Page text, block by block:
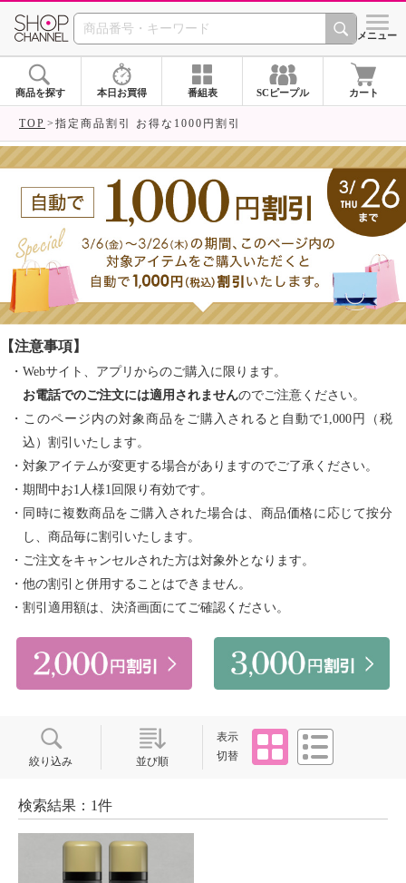
SHOP CHANNEL ショッ
メニュー
商品を探す 本日お買得 番組表 SCピープル カート
TOP 指定商品割引 お得な1000円割引
【注意事項】
・Webサイト、アプリからのご購入に限ります。
お電話でのご注文には適用されませんのでご注意ください。
・このページ内の対象商品をご購入されると自動で1,000円（税
込）割引いたします。
・対象アイテムが変更する場合がありますのでご了承ください。
・期間中お1人様1回限り有効です。
・同時に複数商品をご購入された場合は、商品価格に応じて按分
し、商品毎に割引いたします。
・ご注文をキャンセルされた方は対象外となります。
・他の割引と併用することはできません。
・割引適用額は、決済画面にてご確認ください。
絞り込み 並び順
表示
切替
タイル
検索結果：1件